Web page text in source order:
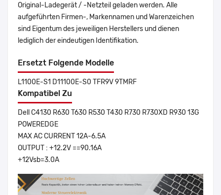
Original-Ladegerät / -Netzteil geladen werden. Alle
aufgeführten Firmen-, Markennamen und Warenzeichen
sind Eigentum des jeweiligen Herstellers und dienen
lediglich der eindeutigen Identifikation.
Ersetzt Folgende Modelle
L1100E-S1 D11100E-S0 TFR9V 9TMRF
Kompatibel Zu
Dell C4130 R630 T630 R530 T430 R730 R730XD R930 13G
POWEREDGE
MAX AC CURRENT 12A-6.5A
OUTPUT : +12.2V ==90.16A
+12Vsb=3.0A